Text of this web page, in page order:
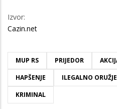
Izvor:
Cazin.net
MUP RS PRIJEDOR
HAPŠENJE
ILEGALNO ORUŽJE
KRIMINAL